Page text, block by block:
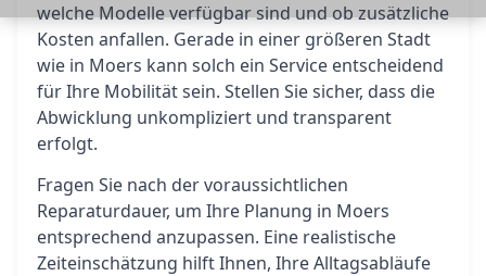
welche Modelle verfügbar sind und ob zusätzliche
Kosten anfallen. Gerade in einer größeren Stadt
wie in Moers kann solch ein Service entscheidend
für Ihre Mobilität sein. Stellen Sie sicher, dass die
Abwicklung unkompliziert und transparent
erfolgt.
Fragen Sie nach der voraussichtlichen
Reparaturdauer, um Ihre Planung in Moers
entsprechend anzupassen. Eine realistische
Zeiteinschätzung hilft Ihnen, Ihre Alltagsabläufe